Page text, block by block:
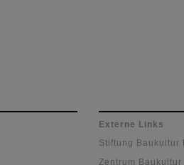
Externe Links
Stiftung Baukultur
Zentrum Baukultur